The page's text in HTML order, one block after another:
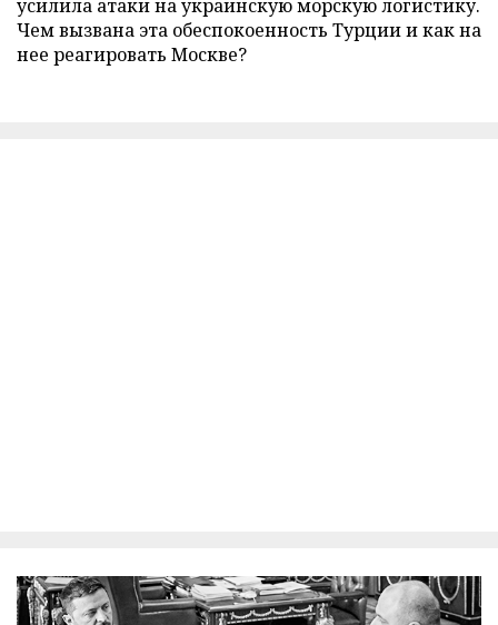
усилила атаки на украинскую морскую логистику.
Чем вызвана эта обеспокоенность Турции и как на
нее реагировать Москве?